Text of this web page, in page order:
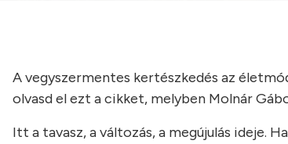
A vegyszermentes kertészkedés az
olvasd el ezt a cikket, melyben Molnár
Itt a tavasz, a változás, a megújulás ideje.